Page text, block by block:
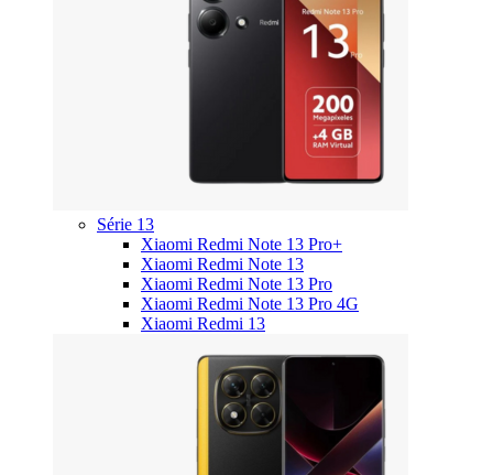
Série 13
Xiaomi Redmi Note 13 Pro+
Xiaomi Redmi Note 13
Xiaomi Redmi Note 13 Pro
Xiaomi Redmi Note 13 Pro 4G
Xiaomi Redmi 13